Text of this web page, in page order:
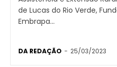
de Lucas do Rio Verde,
Embrapa...
DA REDAÇÃO - 25/03/2023